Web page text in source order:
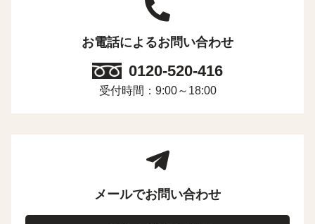
お電話によるお問い合わせ
0120-520-416
受付時間：9:00～18:00
メールでお問い合わせ